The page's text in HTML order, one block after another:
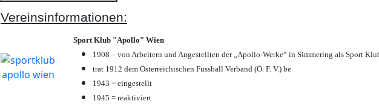
Vereinsinformationen:
Sport Klub "Apollo" Wien
1908 – von Arbeitern und Angestellten der „Apollo-Werke“ in Simmering als Sport
trat 1912 dem Österreichischen Fussball Verband (Ö. F. V.) be
1943 = eingestellt
1945 = reaktiviert